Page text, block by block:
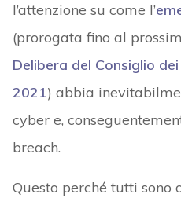
l’attenzione su come l’
(prorogata fino al
Delibera del Consiglio
2021) abbia
cyber e,
breach.
Questo perché tutti